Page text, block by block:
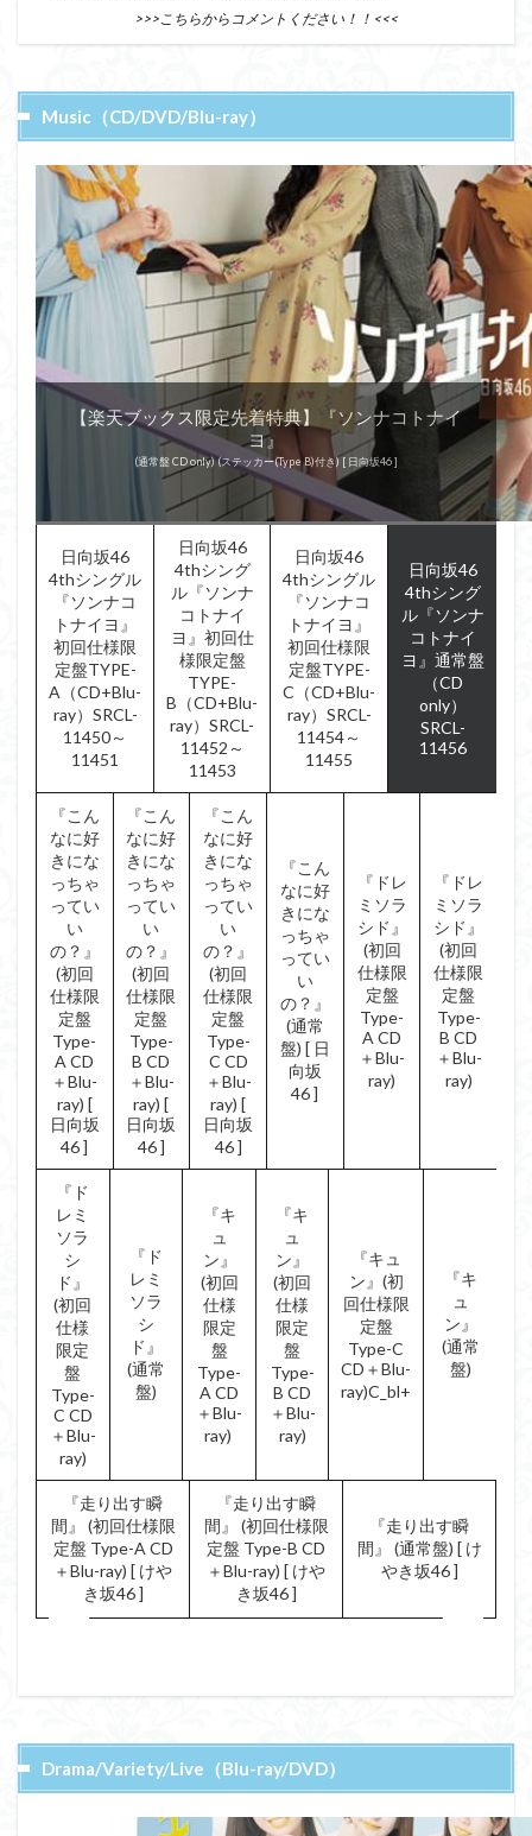
>>>こちらからコメントください！！<<<
Music（CD/DVD/Blu-ray）
【楽天ブックス限定先着特典】『ソンナコトナイ
ヨ』
(初回仕様限定盤 Type-A CD＋Blu-ray) (ステッカー(Type B)付き) [ 日向坂46 ]
【楽天ブックス限定先着特典】『ソンナコトナイ
ヨ』
(初回仕様限定盤 Type-B CD＋Blu-ray) (ステッカー(Type B)付き) [ 日向坂46 ]
【楽天ブックス限定先着特典】『ソンナコトナイ
ヨ』
(初回仕様限定盤 Type-C CD＋Blu-ray) (ステッカー(Type B)付き) [ 日向坂46 ]
【楽天ブックス限定先着特典】『ソンナコトナイ
ヨ』
(通常盤 CD only) (ステッカー(Type B)付き) [ 日向坂46 ]
『こんなに好きになっちゃっていいの？』
(初回仕様限定盤 Type-A CD＋Blu-ray)
『こんなに好きになっちゃっていいの？』
(初回仕様限定盤 Type-B CD＋Blu-ray)
『こんなに好きになっちゃっていいの？』
(初回仕様限定盤 Type-C CD＋Blu-ray)
『こんなに好きになっちゃっていいの？』
(通常盤)
『ドレミソラシド』
(初回仕様限定盤 Type-A CD＋Blu-ray)
『ドレミソラシド』
(初回仕様限定盤 Type-B CD＋Blu-ray)
『ドレミソラシド』
(初回仕様限定盤 Type-C CD＋Blu-ray)
『ドレミソラシド』
(通常盤)
『キュン』
(初回仕様限定盤 Type-A CD＋Blu-ray)
『キュン』
(初回仕様限定盤 Type-B CD＋Blu-ray)
『キュン』
(初回仕様限定盤 Type-C CD＋Blu-ray)
『キュン』
(通常盤)
『走り出す瞬間』
(初回仕様限定盤 Type-A CD＋Blu-ray) [ けやき坂46 ]
『走り出す瞬間』
(初回仕様限定盤 Type-B CD＋Blu-ray) [ けやき坂46 ]
『走り出す瞬間』
(通常盤) [ けやき坂46 ]
日向坂46
4thシングル
『ソンナコ
トナイヨ』
初回仕様限
定盤TYPE-
A（CD+Blu-
ray）SRCL-
11450～
11451
日向坂46
4thシング
ル『ソンナ
コトナイ
ヨ』初回仕
様限定盤
TYPE-
B（CD+Blu-
ray）SRCL-
11452～
11453
日向坂46
4thシングル
『ソンナコ
トナイヨ』
初回仕様限
定盤TYPE-
C（CD+Blu-
ray）SRCL-
11454～
11455
日向坂46
4thシング
ル『ソンナ
コトナイ
ヨ』通常盤
（CD
only）
SRCL-
11456
『こん
なに好
きにな
っちゃ
ってい
い
の？』
(初回
仕様限
定盤
Type-
A CD
＋Blu-
ray) [
日向坂
46 ]
『こん
なに好
きにな
っちゃ
ってい
い
の？』
(初回
仕様限
定盤
Type-
B CD
＋Blu-
ray) [
日向坂
46 ]
『こん
なに好
きにな
っちゃ
ってい
い
の？』
(初回
仕様限
定盤
Type-
C CD
＋Blu-
ray) [
日向坂
46 ]
『こん
なに好
きにな
っちゃ
ってい
い
の？』
(通常
盤) [ 日
向坂
46 ]
『ドレ
ミソラ
シド』
(初回
仕様限
定盤
Type-
A CD
＋Blu-
ray)
『ドレ
ミソラ
シド』
(初回
仕様限
定盤
Type-
B CD
＋Blu-
ray)
『ド
レミ
ソラ
シ
ド』
(初回
仕様
限定
盤
Type-
C CD
＋Blu-
ray)
『ド
レミ
ソラ
シ
ド』
(通常
盤)
『キ
ュ
ン』
(初回
仕様
限定
盤
Type-
A CD
＋Blu-
ray)
『キ
ュ
ン』
(初回
仕様
限定
盤
Type-
B CD
＋Blu-
ray)
『キュ
ン』(初
回仕様限
定盤
Type-C
CD＋Blu-
ray)C_bl+
『キ
ュ
ン』
(通常
盤)
『走り出す瞬
間』 (初回仕様限
定盤 Type-A CD
＋Blu-ray) [ けや
き坂46 ]
『走り出す瞬
間』 (初回仕様限
定盤 Type-B CD
＋Blu-ray) [ けや
き坂46 ]
『走り出す瞬
間』 (通常盤) [ け
やき坂46 ]
Drama/Variety/Live（Blu-ray/DVD）